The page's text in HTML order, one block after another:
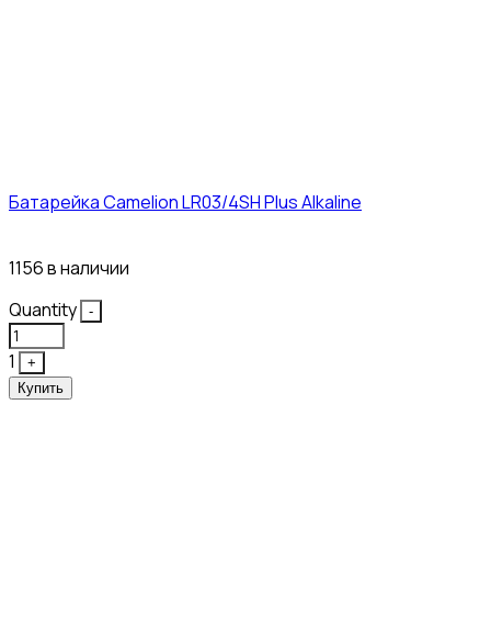
Батарейка Camelion LR03/4SH Plus Alkaline
1156 в наличии
Quantity
-
1
+
Купить